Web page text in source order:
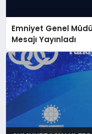
Emniyet Genel
Mesajı Yayınladı